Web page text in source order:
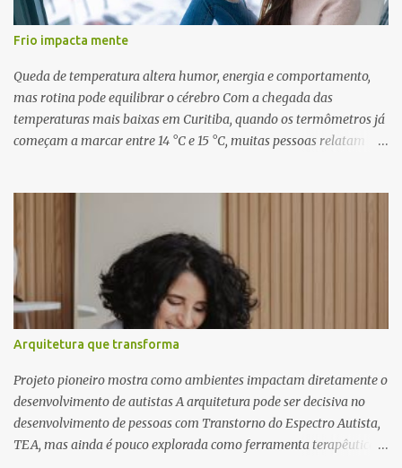
gratificante”, comentam os cantores. Além de rodar várias regiões
do Brasil com a agenda de shows, Júnior & Cézar estão lançando
"Simplesmente". O projeto nasceu em 2024, contendo 14 faixas
inéditas, com direção criativa de Fernando Trevisan (Catatau) e
direção musical de Eduardo Pepato....
Frio impacta mente
Queda de temperatura altera humor, energia e comportamento,
mas rotina pode equilibrar o cérebro Com a chegada das
temperaturas mais baixas em Curitiba, quando os termômetros já
começam a marcar entre 14 °C e 15 °C, muitas pessoas relatam
como um sinal de escassez, influenciando diretamente o
comportamento e a saúde mental. Segundo o neurocientista e
hipnoterapeuta Renê Skaraboto , o organismo ainda opera com
base em mecanismos primitivos. “O nosso cérebro foi moldado ao
longo de milhões de anos para viver na natureza, respeitando
ciclos como o dia e a noite e as estações do ano. Quando a
temperatura cai, ele entende que precisa economizar energia,
como se estivesse se preparando para um período de poucos
recursos”, explica. Esse mecanismo aj...
Arquitetura que transforma
Projeto pioneiro mostra como ambientes impactam diretamente o
desenvolvimento de autistas A arquitetura pode ser decisiva no
desenvolvimento de pessoas com Transtorno do Espectro Autista,
TEA, mas ainda é pouco explorada como ferramenta terapêutica